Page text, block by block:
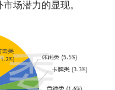
场潜力的显现。